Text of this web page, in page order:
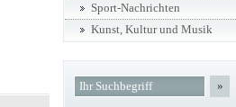
Sport-Nachrichten
Kunst, Kultur und Musik
»